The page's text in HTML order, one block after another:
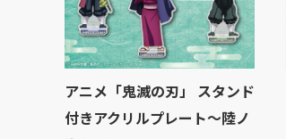
アニメ「鬼滅の刃」 スタンド
付きアクリルプレート～陸ノ